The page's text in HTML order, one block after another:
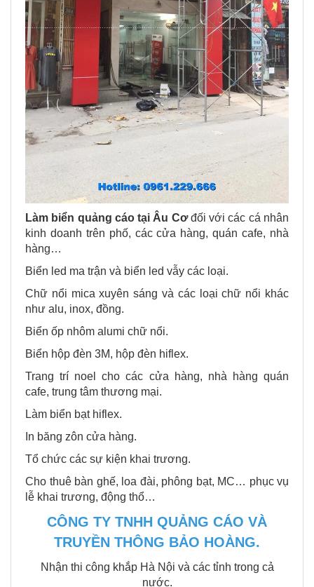
Làm biển quảng cáo tại Âu Cơđối với các cá nhân
kinh doanh trên phố, các cửa hàng, quán cafe, nhà
hàng…
Biển led ma trận và biển led vẫy các loại.
Chữ nổi mica xuyên sáng và các loại chữ nổi khác
như alu, inox, đồng.
Biển ốp nhôm alumi chữ nổi.
Biển hộp đèn 3M, hộp đèn hiflex.
Trang trí noel cho các cửa hàng, nhà hàng quán
cafe, trung tâm thương mại.
Làm biển bạt hiflex.
In băng zôn cửa hàng.
Tổ chức các sự kiện khai trương.
Cho thuê bàn ghế, loa đài, phông bạt, MC… phục vụ
lễ khai trương, động thổ…
CÔNG TY TNHH QUẢNG CÁO VÀ
TRUYỀN THÔNG BẢO HOÀNG.
Nhận thi công khắp Hà Nội và các tỉnh trong cả
nước.